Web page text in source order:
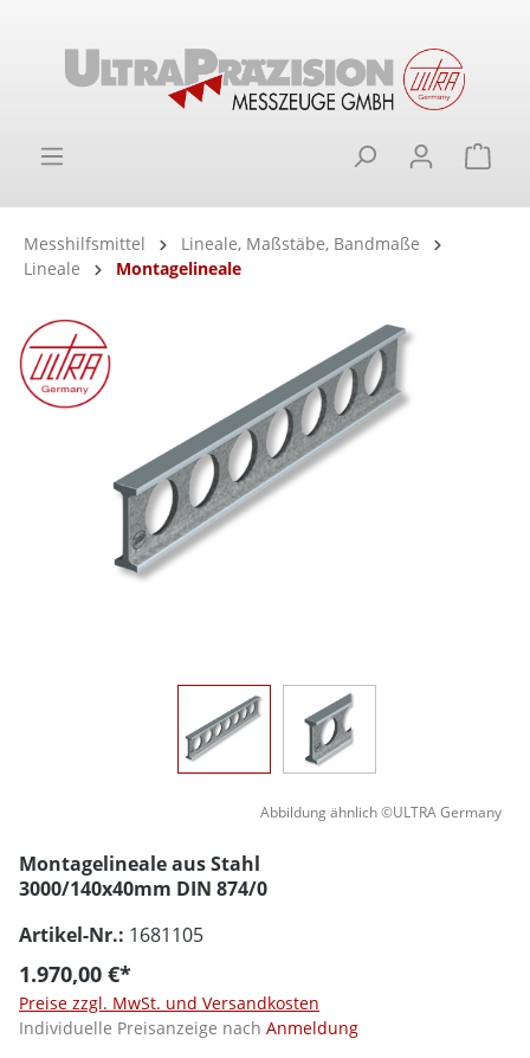
Messhilfsmittel
Lineale, Maßstäbe, Bandmaße
Lineale
Montagelineale
Bildergalerie überspringen
Abbildung ähnlich ©ULTRA Germany
Montagelineale aus Stahl
3000/140x40mm DIN 874/0
Artikel-Nr.: 1681105
1.970,00 €*
Preise zzgl. MwSt. und Versandkosten
Individuelle Preisanzeige nach Anmeldung